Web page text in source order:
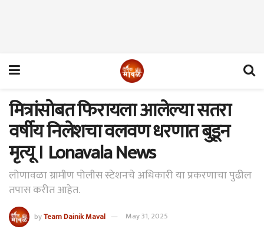
मित्रांसोबत फिरायला आलेल्या सतरा
वर्षीय निलेशचा वलवण धरणात बुडून
मृत्यू । Lonavala News
लोणावळा ग्रामीण पोलीस स्टेशनचे अधिकारी या प्रकरणाचा पुढील
तपास करीत आहेत.
byTeam Dainik Maval May 31, 2025